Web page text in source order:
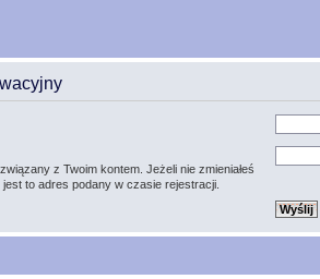
z Twoim kontem. Jeżeli nie zmieniałeś
to adres podany w czasie rejestracji.